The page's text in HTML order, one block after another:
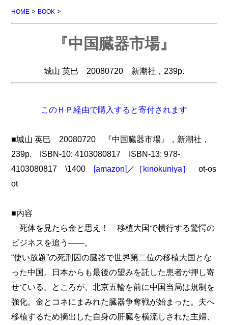
HOME > BOOK >
『中国臓器市場』
城山 英巳 20080720 新潮社，239p.
このＨＰ経由で購入すると寄付されます
■城山 英巳 20080720 『中国臓器市場』，新潮社，
239p. ISBN-10: 4103080817 ISBN-13: 978-
4103080817 \1400 [amazon] ／ ［kinokuniya］
ot-os
ot
■内容
死体を見たら金と思え！ 移植大国で横行する驚愕の
ビジネスを追う――。
“使い放題”の死刑囚の臓器で世界第二位の移植大国とな
った中国。日本からも最後の望みを託した患者が押し寄
せている。ところが、北京五輪を前に中国当局は規制を
強化。金とコネにまみれた臓器争奪戦が始まった。夫へ
移植するため摘出した自身の肝臓を横流しされた主婦、